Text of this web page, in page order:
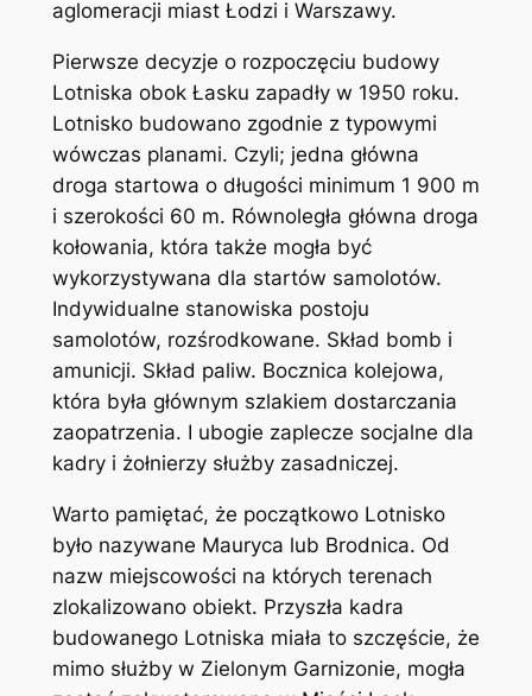
aglomeracji miast Łodzi i Warszawy.
Pierwsze decyzje o rozpoczęciu budowy
Lotniska obok Łasku zapadły w 1950 roku.
Lotnisko budowano zgodnie z typowymi
wówczas planami. Czyli; jedna główna
droga startowa o długości minimum 1 900 m
i szerokości 60 m. Równoległa główna droga
kołowania, która także mogła być
wykorzystywana dla startów samolotów.
Indywidualne stanowiska postoju
samolotów, rozśrodkowane. Skład bomb i
amunicji. Skład paliw. Bocznica kolejowa,
która była głównym szlakiem dostarczania
zaopatrzenia. I ubogie zaplecze socjalne dla
kadry i żołnierzy służby zasadniczej.
Warto pamiętać, że początkowo Lotnisko
było nazywane Mauryca lub Brodnica. Od
nazw miejscowości na których terenach
zlokalizowano obiekt. Przyszła kadra
budowanego Lotniska miała to szczęście, że
mimo służby w Zielonym Garnizonie, mogła